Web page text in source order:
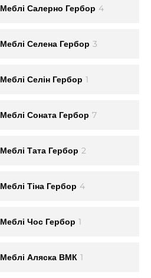
Меблi Салерно Гербор 4
Меблi Селена Гербор 3
Меблi Селін Гербор 1
Меблi Соната Гербор 7
Меблi Тата Гербор 2
Меблi Тіна Гербор 4
Меблi Чос Гербор 1
Меблi Аляска ВМК 1